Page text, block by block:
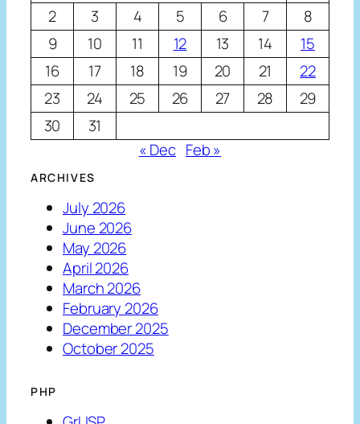
2
3 4 5 6 7
8
9
10 11 12 13 14
15
16
17 18 19 20 21
22
23
24 25 26 27 28
29
30
31
« Dec Feb »
ARCHIVES
July 2026
June 2026
May 2026
April 2026
March 2026
February 2026
December 2025
October 2025
PHP